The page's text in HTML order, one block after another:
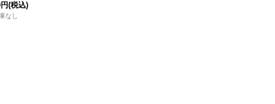
(税込)
なし